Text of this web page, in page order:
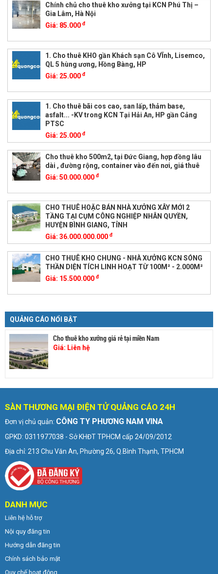
Chính chủ cho thuê kho xưởng tại KCN Phú Thị –
Gia Lâm, Hà Nội
Giá: 85.000 đ
1. Cho thuê KHO gần Khách sạn Cô VĨnh, Lisemco,
QL 5 hùng ương, Hồng Bàng, HP
Giá: 25.000 đ
1. Cho thuê bãi cos cao, san lấp, thảm base,
asfalt... -KV trong KCN Tại Hải An, HP gần Cảng
PTSC
Giá: 25.000 đ
Cho thuê kho 500m2, tại Đức Giang, hợp đồng lâu
dài , đường rộng, container vào đến nơi, giá thuê
Giá: 50.000.000 đ
CHO THUÊ HOẶC BÁN NHÀ XƯỞNG XÂY MỚI 2
TẦNG TẠI CỤM CÔNG NGHIỆP NHÂN QUYỀN,
HUYỆN BÌNH GIANG, TỈNH
Giá: 36.000.000.000 đ
CHO THUÊ KHO CHUNG - NHÀ XƯỞNG KCN SÓNG
THẦN DIỆN TÍCH LINH HOẠT TỪ 100M² - 2.000M²
Giá: 15.500.000 đ
QUẢNG CÁO NỔI BẬT
Cho thuê kho xưởng giá rẻ tại miền Nam
Giá: Liên hệ
SÀN THƯƠNG MẠI ĐIỆN TỬ QUẢNG CÁO 24H
Đơn vị chủ quản: CÔNG TY PHƯƠNG NAM VINA
GPKD: 0311977038 - Sở KHĐT TPHCM cấp 24/09/2012
Địa chỉ: 213 Chu Văn An, Phường 26, Q.Bình Thạnh, TPHCM
DANH MỤC
Liên hệ hỗ trợ
Nội quy đăng tin
Hướng dẫn đăng tin
Chính sách bảo mật
Quy chế hoạt động